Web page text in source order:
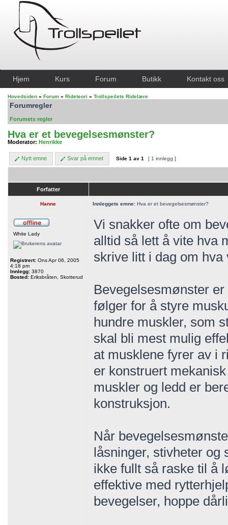
Hjem Kurs Forum Butikk Kontakt oss
Hovedsiden » Forum » Rideteori » Trollspeilets Ridelære
Forumregler
Forumets regler
Hva er et bevegelsesmønster?
Moderator: Henrikke
Nytt emne Svar på emnet Side 1 av 1 [ 1 innlegg ]
Forfatter
Hanne Innleggets emne: Hva er et bevegelsesmønster?
White Lady
Registrert: Ons Apr 06, 2005
4:18 pm
Innlegg: 3870
Bosted: Eriksbråten, Skotterud
Vi snakker ofte om
alltid så lett å vite hva
skrive litt i dag om
Bevegelsesmønster
følger for å styre
hundre muskler, som
skal bli mest mulig
at musklene fyrer av i
er konstruert
muskler og ledd er
konstruksjon.
Når
låsninger, stivheter
ikke fullt så raske til å
effektive med
bevegelser, hoppe